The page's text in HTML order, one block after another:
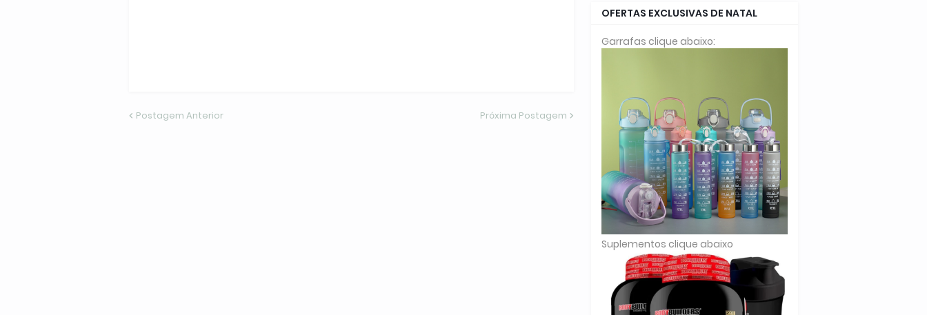
Postagem Anterior Próxima Postagem
OFERTAS EXCLUSIVAS DE NATAL
Garrafas clique abaixo:
Suplementos clique abaixo